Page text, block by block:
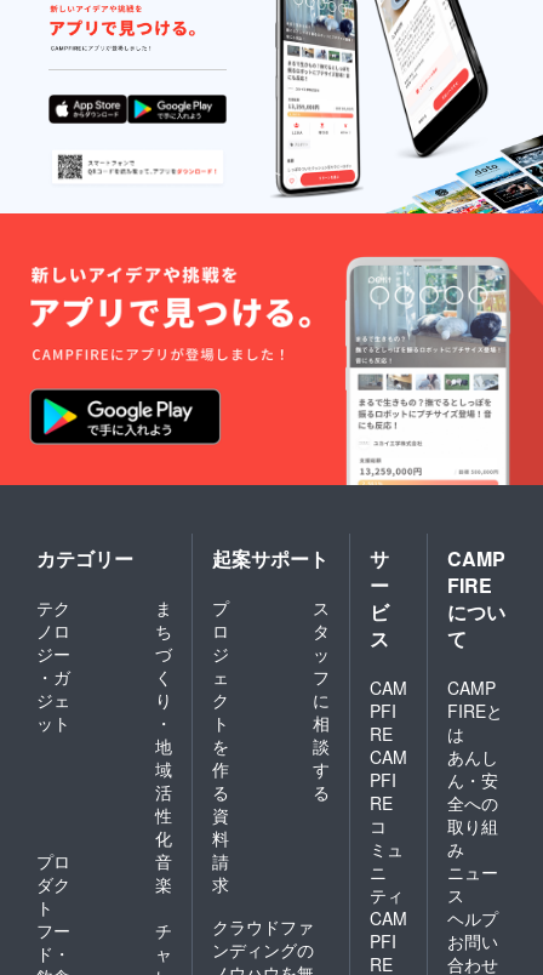
カテゴリー
テク
ノロ
ジー
・ガ
ジェ
ット
ま
ち
づ
く
り
・
地
域
活
性
化
プロ
ダク
ト
音
楽
フー
ド・
チ
ャ
起案サポート
プ
ロ
ジ
ェ
ク
ト
を
作
る
ス
タ
ッ
フ
に
相
談
す
る
資
料
請
求
クラウドファ
ンディングの
サ
ー
ビ
ス
CAM
PFI
RE
CAM
PFI
RE
コ
ミュ
ニ
ティ
CAM
PFI
RE
CAMP
FIRE
につい
て
CAMP
FIREと
は
あんし
ん・安
全への
取り組
み
ニュー
ス
ヘルプ
お問い
合わせ